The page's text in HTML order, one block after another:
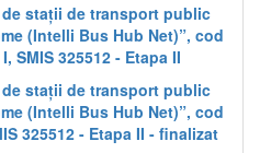
de stații de transport public
(Intelli Bus Hub Net)”, cod
SMIS 325512 - Etapa II
de stații de transport public
(Intelli Bus Hub Net)”, cod
325512 - Etapa II - finalizat